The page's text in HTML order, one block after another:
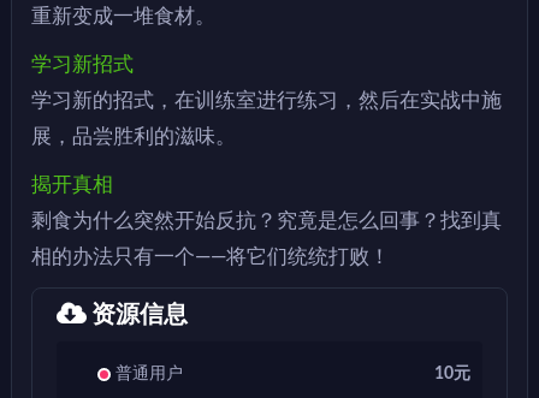
重新变成一堆食材。
学习新招式
学习新的招式，在训练室进行练习，然后在实战中施
展，品尝胜利的滋味。
揭开真相
剩食为什么突然开始反抗？究竟是怎么回事？找到真
相的办法只有一个——将它们统统打败！
资源信息
普通用户 10元